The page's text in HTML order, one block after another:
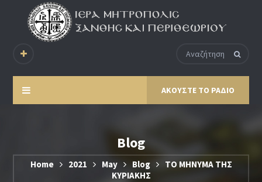
ΑΚΟΥΣΤΕ ΤΟ ΡΑΔΙΟ
Blog
Home 2021 May Blog
ΤΟ ΜΗΝΥΜΑ ΤΗΣ
ΚΥΡΙΑΚΗΣ